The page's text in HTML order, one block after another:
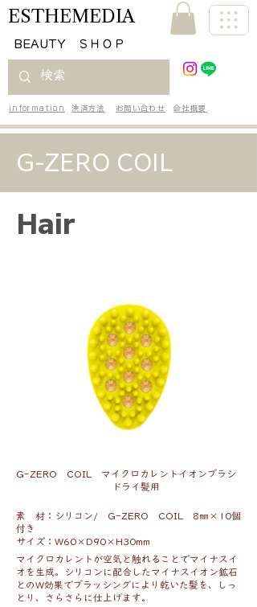
ESTHEMEDIA
​BEAUTY ＳＨＯＰ
information 決済方法 お問い合わせ 会社概要
G-ZERO COIL
Hair
G-ZERO COIL マイクロカレントイオンブラシ
ドライ髪用
素 材：シリコン/ G-ZERO COIL 8㎜×10個
付き
サイズ：W60×D90×H30mm
マイクロカレントが空気と触れることでマイナスイ
オを生成。シリコンに配合したマイナスイオン鉱石
とのW効果でブラッシングにより乾いた髪を、しっ
とり、さらさらに仕上げます。